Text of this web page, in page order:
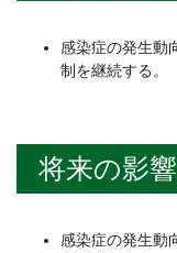
感染症の発生動
制を継続する。
将来の影
感染症の発生動